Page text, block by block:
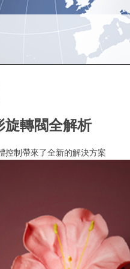
旋轉閥全解析
制帶來了全新的解決方案